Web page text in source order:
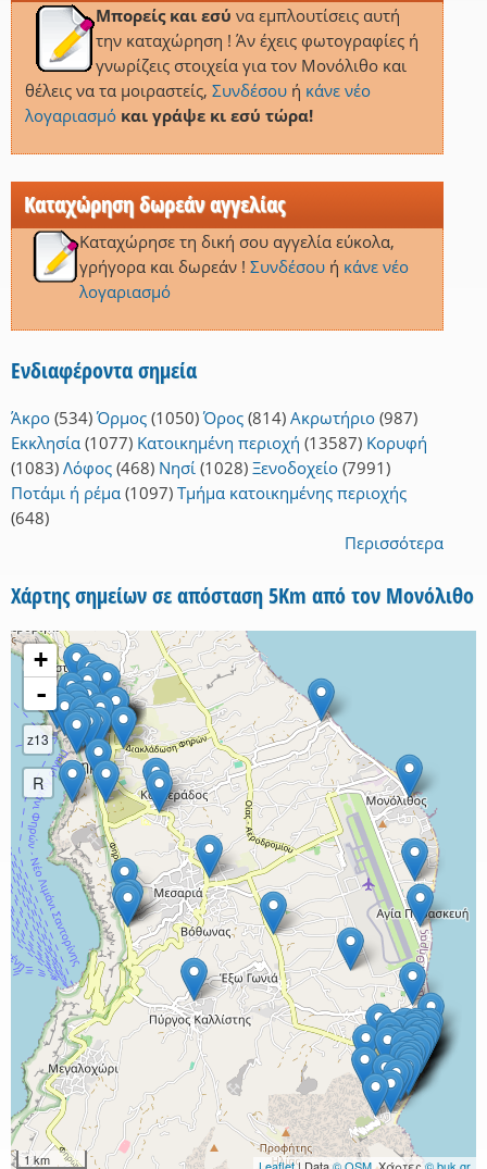
Μπορείς και εσύ να εμπλουτίσεις αυτή
την καταχώρηση ! Άν έχεις φωτογραφίες ή
γνωρίζεις στοιχεία για τον Μονόλιθο και
θέλεις να τα μοιραστείς, Συνδέσουή κάνε νέο
λογαριασμό και γράψε κι εσύ τώρα!
Καταχώρηση δωρεάν αγγελίας
Καταχώρησε τη δική σου αγγελία εύκολα,
γρήγορα και δωρεάν ! Συνδέσουή κάνε νέο
λογαριασμό
Ενδιαφέροντα σημεία
Άκρο (534) Όρμος (1050) Όρος (814) Ακρωτήριο (987)
Εκκλησία (1077) Κατοικημένη περιοχή (13587) Κορυφή
(1083) Λόφος (468) Νησί (1028) Ξενοδοχείο (7991)
Ποτάμι ή ρέμα (1097) Τμήμα κατοικημένης περιοχής
(648)
Περισσότερα
Χάρτης σημείων σε απόσταση 5Km από τον Μονόλιθο
+
-
z13
R
1 km